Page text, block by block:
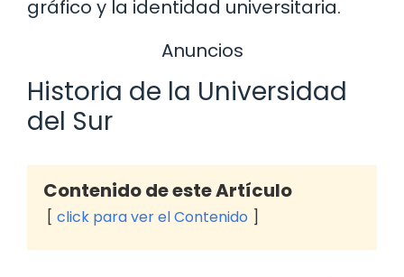
gráfico y la identidad universitaria.
Anuncios
Historia de la Universidad
del Sur
Contenido de este Artículo
click para ver el Contenido